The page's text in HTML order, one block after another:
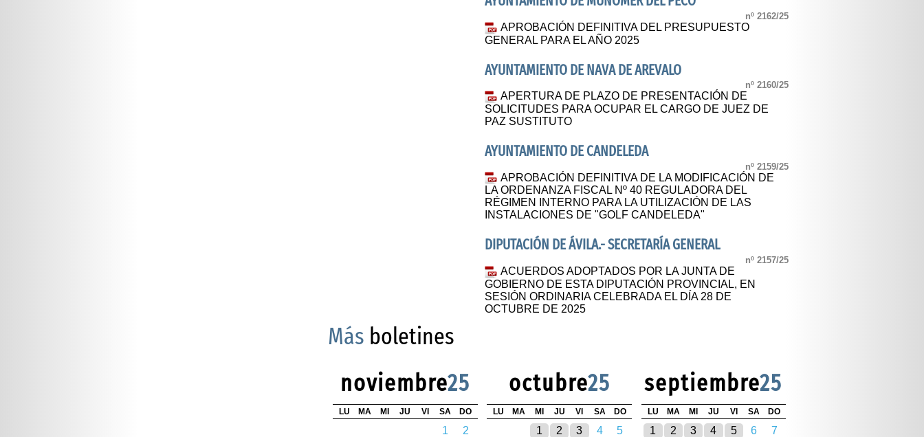
nº 2162/25
APROBACIÓN DEFINITIVA DEL PRESUPUESTO
GENERAL PARA EL AÑO 2025
AYUNTAMIENTO DE NAVA DE AREVALO
nº 2160/25
APERTURA DE PLAZO DE PRESENTACIÓN DE
SOLICITUDES PARA OCUPAR EL CARGO DE JUEZ DE
PAZ SUSTITUTO
AYUNTAMIENTO DE CANDELEDA
nº 2159/25
APROBACIÓN DEFINITIVA DE LA MODIFICACIÓN DE
LA ORDENANZA FISCAL Nº 40 REGULADORA DEL
RÉGIMEN INTERNO PARA LA UTILIZACIÓN DE LAS
INSTALACIONES DE "GOLF CANDELEDA"
DIPUTACIÓN DE ÁVILA.- SECRETARÍA GENERAL
nº 2157/25
ACUERDOS ADOPTADOS POR LA JUNTA DE
GOBIERNO DE ESTA DIPUTACIÓN PROVINCIAL, EN
SESIÓN ORDINARIA CELEBRADA EL DÍA 28 DE
OCTUBRE DE 2025
Más boletines
noviembre25
LU MA MI JU VI SA DO
1
2
octubre25
LU MA MI JU VI SA DO
1 2 3 4
5
septiembre25
LU MA MI JU VI SA DO
1 2 3 4 5 6
7